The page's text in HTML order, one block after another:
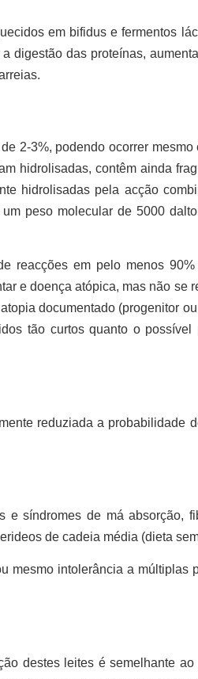
em bifidus e fermentos
digestão das proteínas,
2-3%, podendo ocorrer
hidrolisadas, contêm ainda
hidrolisadas pela acção
peso molecular de 5000
reacçõesem pelo menos 90%
e doença atópica, mas não se
documentado (progenitor
tão curtos quanto o
reduziada a probabilidade
e síndromes de má absorção,
de cadeia média (dieta
mesmo intolerância a múltiplas
destes leites é semelhante